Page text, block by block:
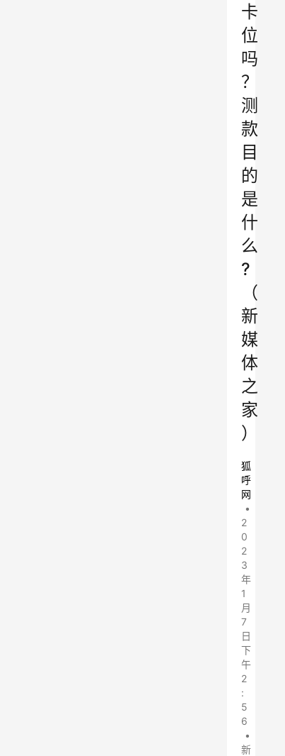
卡
位
吗
？
测
款
目
的
是
什
么
?
（
新
媒
体
之
家
）
狐
呼
网
•
2
0
2
3
年
1
月
7
日
下
午
2
:
5
6
•
新